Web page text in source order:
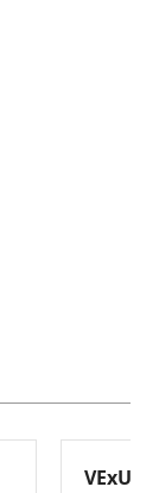
VExUS